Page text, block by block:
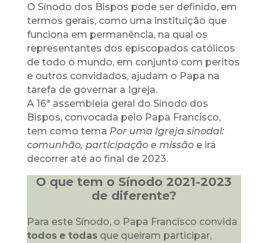
O Sínodo dos Bispos pode ser definido, em
termos gerais, como uma instituição que
funciona em permanência, na qual os
representantes dos episcopados católicos
de todo o mundo, em conjunto com peritos
e outros convidados, ajudam o Papa na
tarefa de governar a Igreja.
A 16ª assembleia geral do Sínodo dos
Bispos, convocada pelo Papa Francisco,
tem como tema Por uma Igreja sinodal:
comunhão, participação e missãoe irá
decorrer até ao final de 2023.
O que tem o Sínodo 2021-2023
de diferente?
Para este Sínodo, o Papa Francisco convida
todos e todasque queiram participar,